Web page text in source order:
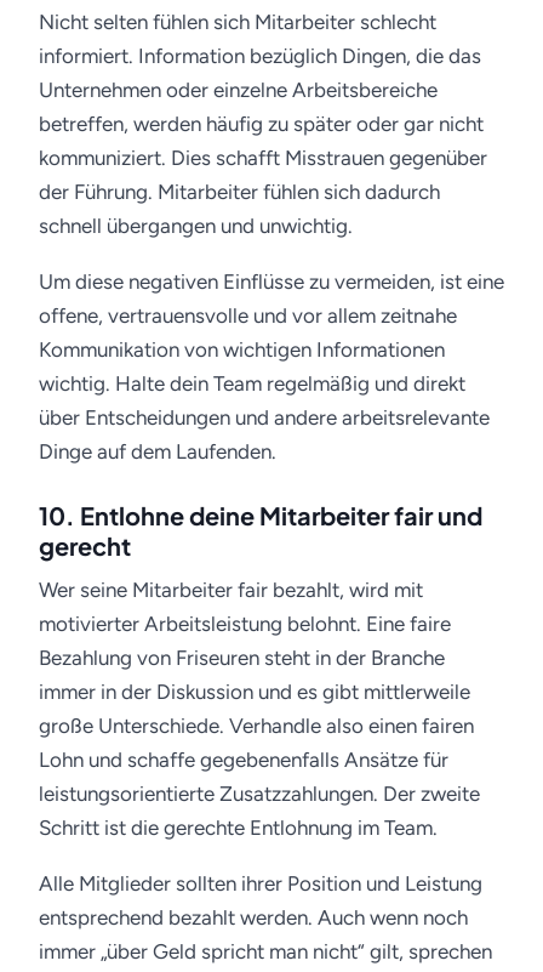
Nicht selten fühlen sich Mitarbeiter schlecht
informiert. Information bezüglich Dingen, die das
Unternehmen oder einzelne Arbeitsbereiche
betreffen, werden häufig zu später oder gar nicht
kommuniziert. Dies schafft Misstrauen gegenüber
der Führung. Mitarbeiter fühlen sich dadurch
schnell übergangen und unwichtig.
Um diese negativen Einflüsse zu vermeiden, ist eine
offene, vertrauensvolle und vor allem zeitnahe
Kommunikation von wichtigen Informationen
wichtig. Halte dein Team regelmäßig und direkt
über Entscheidungen und andere arbeitsrelevante
Dinge auf dem Laufenden.
10. Entlohne deine Mitarbeiter fair und
gerecht
Wer seine Mitarbeiter fair bezahlt, wird mit
motivierter Arbeitsleistung belohnt. Eine faire
Bezahlung von Friseuren steht in der Branche
immer in der Diskussion und es gibt mittlerweile
große Unterschiede. Verhandle also einen fairen
Lohn und schaffe gegebenenfalls Ansätze für
leistungsorientierte Zusatzzahlungen. Der zweite
Schritt ist die gerechte Entlohnung im Team.
Alle Mitglieder sollten ihrer Position und Leistung
entsprechend bezahlt werden. Auch wenn noch
immer „über Geld spricht man nicht“ gilt, sprechen